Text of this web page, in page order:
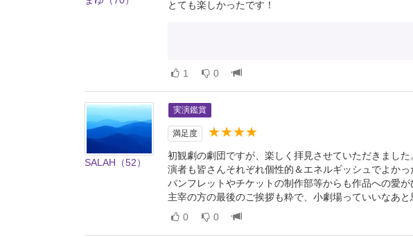
とても楽しかったです！
1 0
SALAH（52）
実演鑑賞
満足度 ★★★★
初観劇の劇団ですが、楽しく拝見させていただきました
演者も皆さんそれぞれ個性的＆エネルギッシュでよかっ
パンフレットやチケットの制作部等からも作品への愛が
主宰の方の最後のご挨拶も粋で、小劇場っていいなあと
0 0